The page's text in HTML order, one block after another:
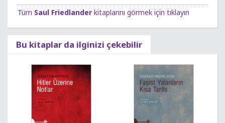
Tüm Saul Friedlander kitaplarını görmek için tıklayın
Bu kitaplar da ilginizi çekebilir